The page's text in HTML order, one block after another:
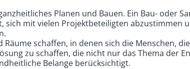
Planen und Bauen. Ein Bau- oder
sich mit vielen Projektbeteiligten abzustimmen
schaffen, in denen sich die Menschen,
zu schaffen, die nicht nur das Thema der
Belange berücksichtigt.